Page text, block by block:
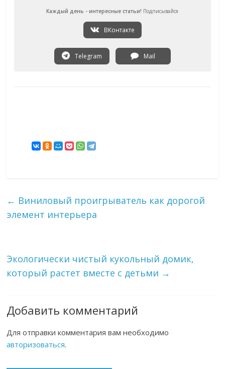
Каждый день - интересные статьи! Подписывайся
ВКонтакте
Telegram Mail
← Виниловый проигрыватель как дорогой
элемент интерьера
Экологически чистый кукольный домик,
который растет вместе с детьми →
Добавить комментарий
Для отправки комментария вам необходимо
авторизоваться.